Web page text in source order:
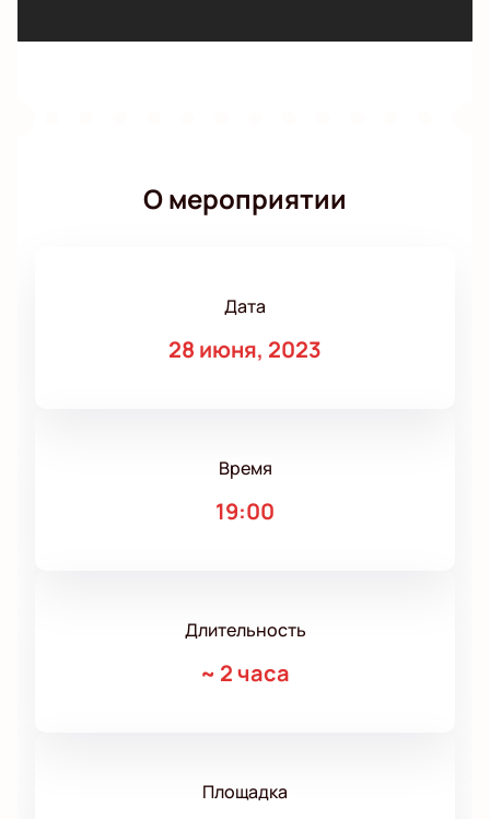
О мероприятии
Дата
28 июня, 2023
Время
19:00
Длительность
~ 2 часа
Площадка